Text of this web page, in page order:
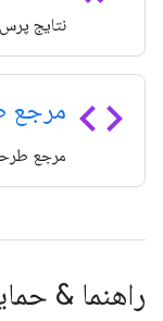
نتایج
code مرجع
مرجع
راهنما &